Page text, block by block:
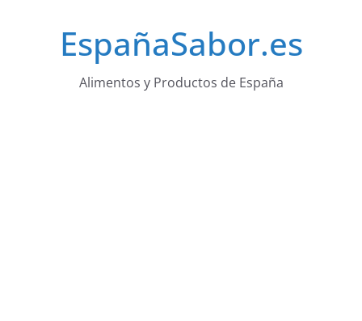
EspañaSabor.es
Alimentos y Productos de España